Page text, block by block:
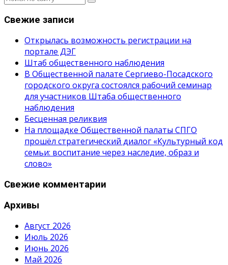
Свежие записи
Открылась возможность регистрации на
портале ДЭГ
Штаб общественного наблюдения
В Общественной палате Сергиево-Посадского
городского округа состоялся рабочий семинар
для участников Штаба общественного
наблюдения
Бесценная реликвия
На площадке Общественной палаты СПГО
прошёл стратегический диалог «Культурный код
семьи: воспитание через наследие, образ и
слово»
Свежие комментарии
Архивы
Август 2026
Июль 2026
Июнь 2026
Май 2026